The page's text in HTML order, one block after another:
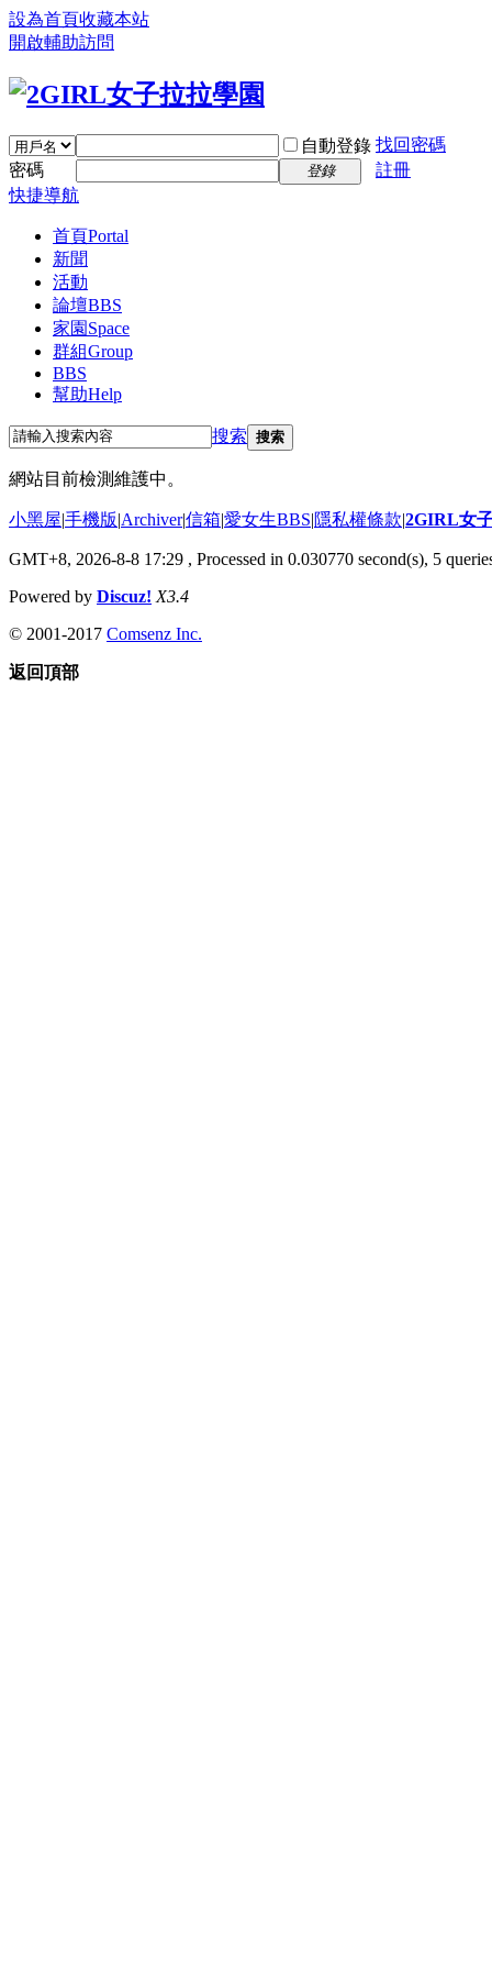
設為首頁收藏本站
開啟輔助訪問
自動登錄 找回密碼
密碼
登錄
註冊
快捷導航
首頁Portal
新聞
活動
論壇BBS
家園 Space
群組Group
BBS
幫助Help
搜索 搜索
網站目前檢測維護中。
小黑屋|手機版|Archiver|信箱|愛女生BBS|隱私權條款|2GIRL女
GMT+8, 2026-8-8 17:29 , Processed in 0.030770 second(s), 5
Powered by Discuz! X3.4
© 2001-2017 Comsenz Inc.
返回頂部